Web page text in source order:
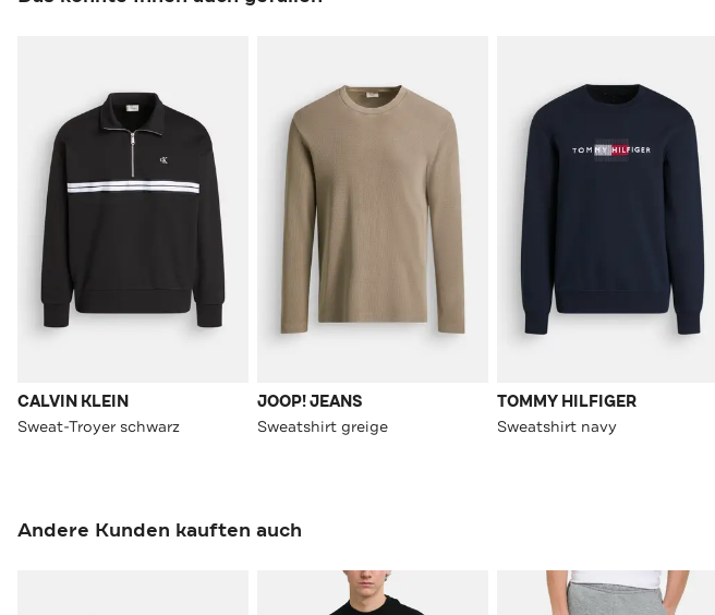
CALVIN KLEIN
Sweat-Troyer schwarz
JOOP! JEANS
Sweatshirt greige
TOMMY HILFIGER
Sweatshirt navy
Andere Kunden kauften auch